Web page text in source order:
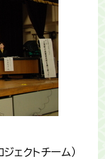
ェクトチーム）